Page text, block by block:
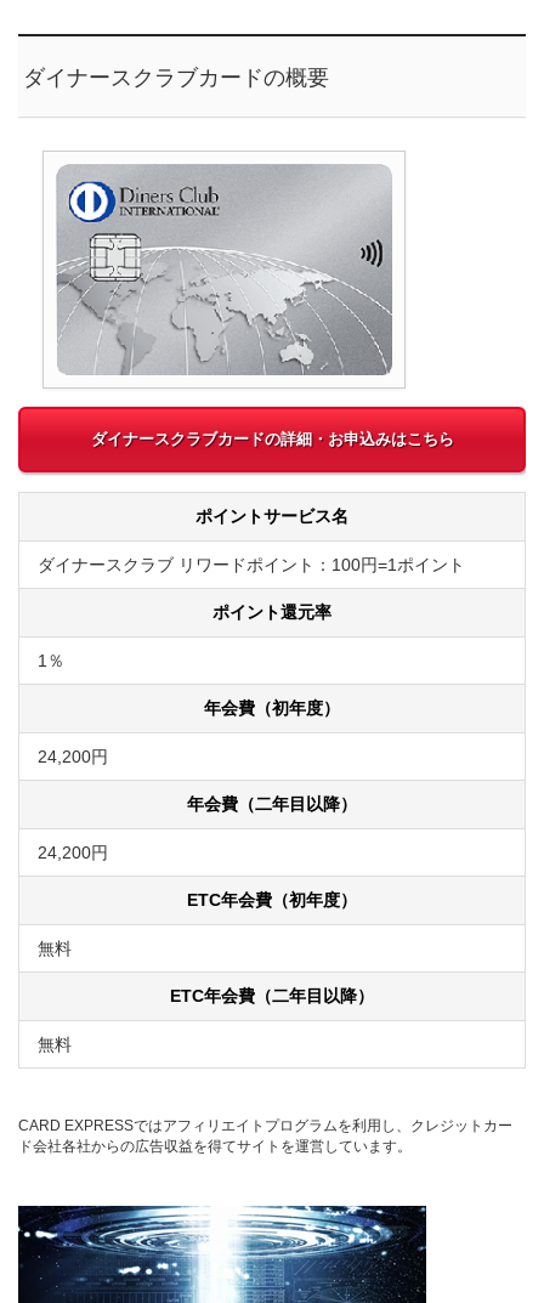
ダイナースクラブカードの概要
ダイナースクラブカードの詳細・お申込みはこちら
ポイントサービス名
ダイナースクラブ リワードポイント：100円=1ポイント
ポイント還元率
1％
年会費（初年度）
24,200円
年会費（二年目以降）
24,200円
ETC年会費（初年度）
無料
ETC年会費（二年目以降）
無料
CARD EXPRESSではアフィリエイトプログラムを利用し、クレジットカー
ド会社各社からの広告収益を得てサイトを運営しています。